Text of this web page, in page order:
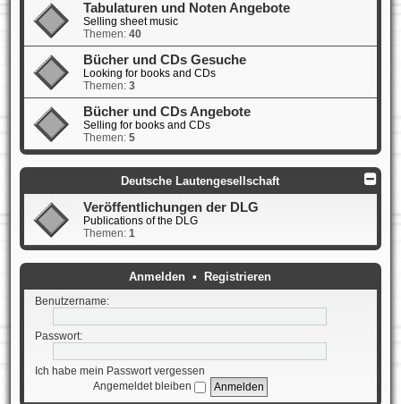
Tabulaturen und Noten Angebote
Selling sheet music
Themen: 40
Bücher und CDs Gesuche
Looking for books and CDs
Themen: 3
Bücher und CDs Angebote
Selling for books and CDs
Themen: 5
Deutsche Lautengesellschaft
Veröffentlichungen der DLG
Publications of the DLG
Themen: 1
Anmelden • Registrieren
Benutzername:
Passwort:
Ich habe mein Passwort vergessen
Angemeldet bleiben